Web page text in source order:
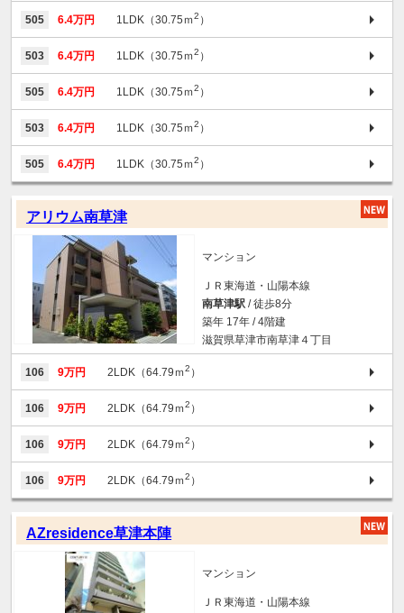
505 6.4万円 1LDK（30.75ｍ2 ）
503 6.4万円 1LDK（30.75ｍ2 ）
505 6.4万円 1LDK（30.75ｍ2 ）
503 6.4万円 1LDK（30.75ｍ2 ）
505 6.4万円 1LDK（30.75ｍ2 ）
アリウム南草津
マンション
ＪＲ東海道・山陽本線
南草津駅 / 徒歩8分
築年 17年 / 4階建
滋賀県草津市南草津４丁目
106 9万円 2LDK（64.79ｍ2 ）
106 9万円 2LDK（64.79ｍ2 ）
106 9万円 2LDK（64.79ｍ2 ）
106 9万円 2LDK（64.79ｍ2 ）
AZresidence草津本陣
マンション
ＪＲ東海道・山陽本線